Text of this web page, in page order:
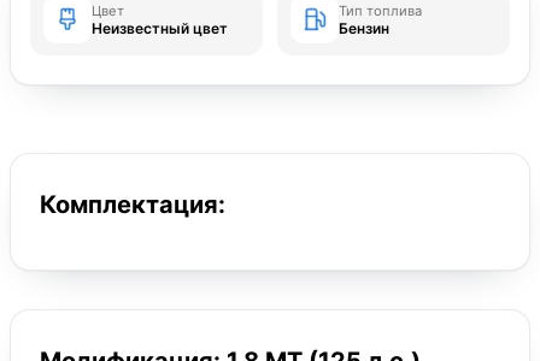
Цвет
Неизвестный цвет
Тип топлива
Бензин
Комплектация: